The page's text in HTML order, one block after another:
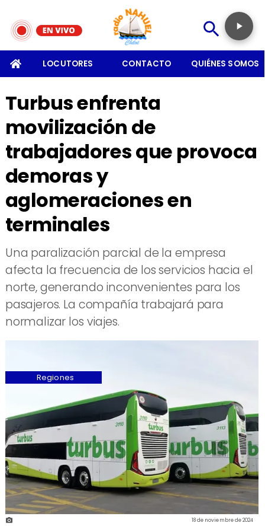
LOCUTORES CONTACTO QUIÉNES SOMOS
Turbus enfrenta
movilización de
trabajadores que provoca
demoras y
aglomeraciones en
terminales
​Una paralización parcial de la empresa
afecta la frecuencia de los servicios hacia el
norte, generando inconvenientes para los
pasajeros. La compañía trabajará para
normalizar los viajes.
18 de noviembre de 2024
Regiones